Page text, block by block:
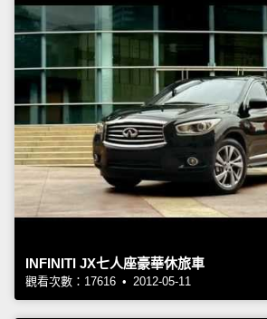
INFINITI JX七人座豪華休旅車
觀看次數：17616 • 2012-05-11